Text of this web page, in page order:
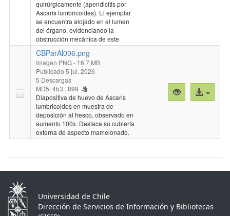
quirúrgicamente (apendicitis por
Ascaris lumbricoides). El ejemplar
se encuentra alojado en el lumen
del órgano, evidenciando la
obstrucción mecánica de este.
CBParAl006.png
Imagen PNG- 16.7 MB
Publicado 5 jul. 2026
5 Descargas
MD5: 4b3...899
Diapositiva de huevo de Ascaris
lumbricoides en muestra de
deposición al fresco, observado en
aumento 100x. Destaca su cubierta
externa de aspecto mamelonado.
Vista
previa
Acceso
al
Universidad de Chile
Dirección de Servicios de Información y Bibliotecas